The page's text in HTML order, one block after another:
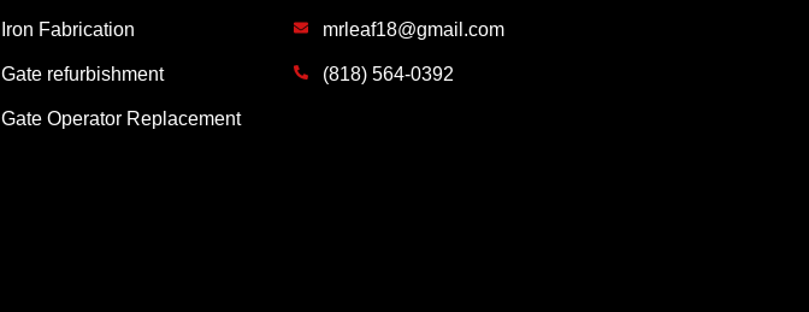
Iron Fabrication
Gate refurbishment
Gate Operator Replacement
mrleaf18@gmail.com
(818) 564-0392